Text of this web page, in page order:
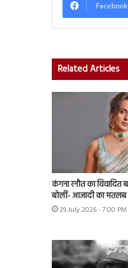
Facebook
Related Articles
कंगना रनौत का विवादित
बोलीं- आजादी का मतलब
29 July 2026 - 7:00 PM